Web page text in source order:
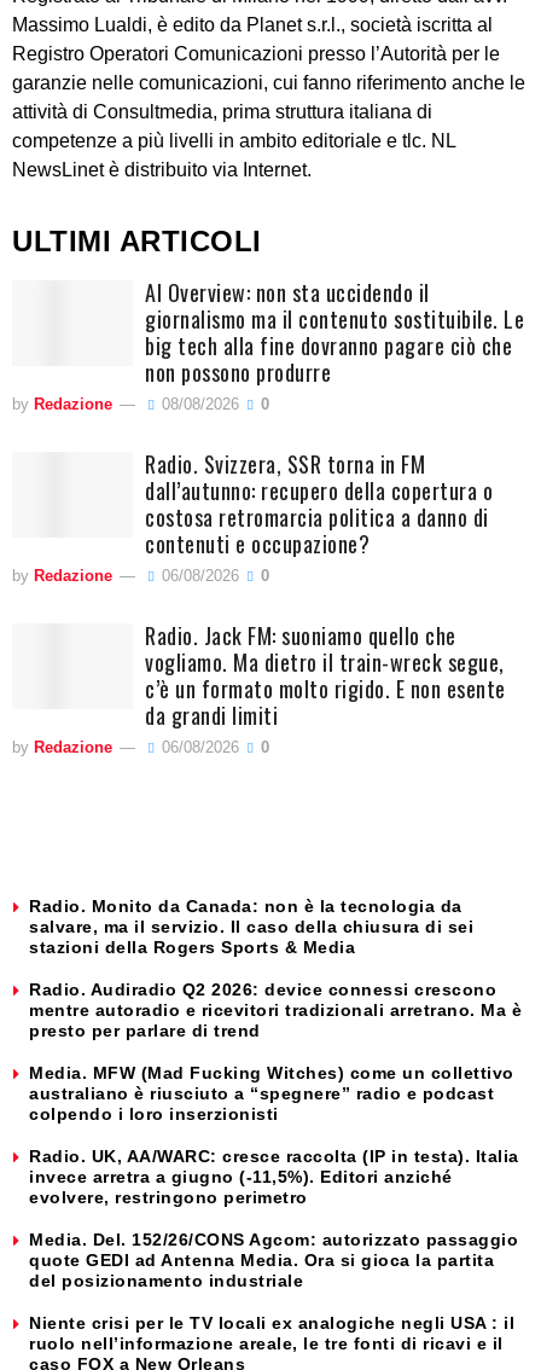
Massimo Lualdi, è edito da Planet s.r.l., società iscritta al
Registro Operatori Comunicazioni presso l’Autorità per le
garanzie nelle comunicazioni, cui fanno riferimento anche le
attività di Consultmedia, prima struttura italiana di
competenze a più livelli in ambito editoriale e tlc. NL
NewsLinet è distribuito via Internet.
ULTIMI ARTICOLI
AI Overview: non sta uccidendo il
giornalismo ma il contenuto sostituibile. Le
big tech alla fine dovranno pagare ciò che
non possono produrre
by Redazione 08/08/2026 0
Radio. Svizzera, SSR torna in FM
dall’autunno: recupero della copertura o
costosa retromarcia politica a danno di
contenuti e occupazione?
by Redazione 06/08/2026 0
Radio. Jack FM: suoniamo quello che
vogliamo. Ma dietro il train-wreck segue,
c’è un formato molto rigido. E non esente
da grandi limiti
by Redazione 06/08/2026 0
Radio. Monito da Canada: non è la tecnologia da
salvare, ma il servizio. Il caso della chiusura di sei
stazioni della Rogers Sports & Media
Radio. Audiradio Q2 2026: device connessi crescono
mentre autoradio e ricevitori tradizionali arretrano. Ma è
presto per parlare di trend
Media. MFW (Mad Fucking Witches) come un collettivo
australiano è riusciuto a “spegnere” radio e podcast
colpendo i loro inserzionisti
Radio. UK, AA/WARC: cresce raccolta (IP in testa). Italia
invece arretra a giugno (-11,5%). Editori anziché
evolvere, restringono perimetro
Media. Del. 152/26/CONS Agcom: autorizzato passaggio
quote GEDI ad Antenna Media. Ora si gioca la partita
del posizionamento industriale
Niente crisi per le TV locali ex analogiche negli USA : il
ruolo nell’informazione areale, le tre fonti di ricavi e il
caso FOX a New Orleans